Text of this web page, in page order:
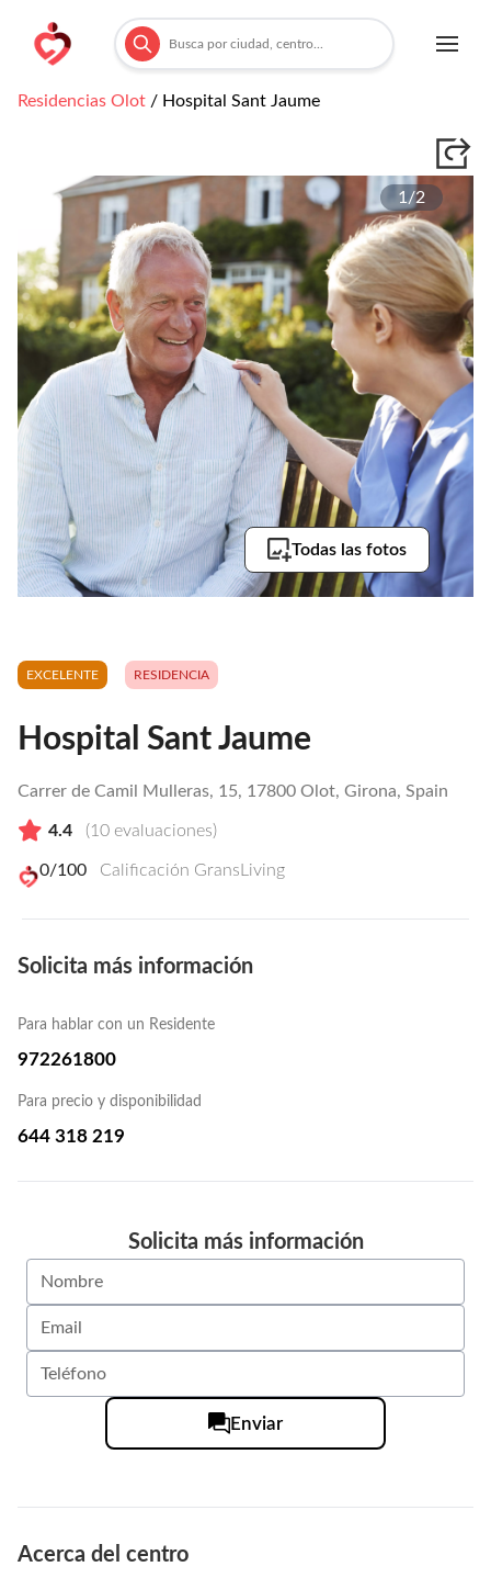
Residencias Olot / Hospital Sant Jaume
1/2
Todas las fotos
EXCELENTE RESIDENCIA
Hospital Sant Jaume
Carrer de Camil Mulleras, 15, 17800 Olot, Girona, Spain
4.4 (10 evaluaciones)
0/100 Calificación GransLiving
Solicita más información
Para hablar con un Residente
972261800
Para precio y disponibilidad
644 318 219
Solicita más información
Enviar
Acerca del centro